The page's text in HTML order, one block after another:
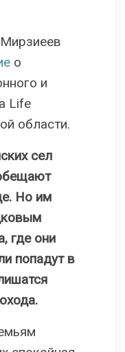
о
и
Life
области.
сел
Но им
где они
попадут в